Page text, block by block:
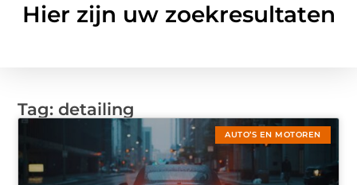
Hier zijn uw zoekresultaten
Tag: detailing
AUTO’S EN MOTOREN